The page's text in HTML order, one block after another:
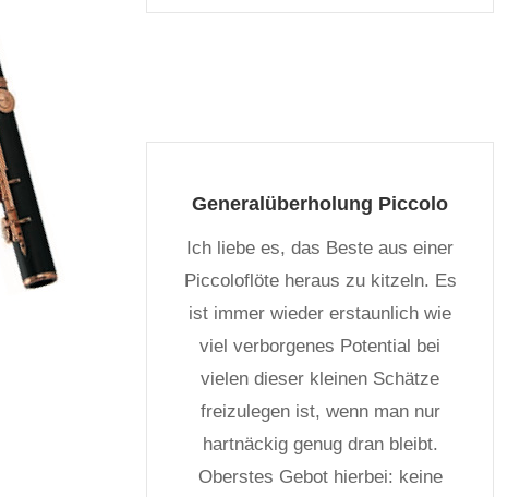
Generalüberholung Piccolo
Ich liebe es, das Beste aus einer
Piccoloflöte heraus zu kitzeln. Es
ist immer wieder erstaunlich wie
viel verborgenes Potential bei
vielen dieser kleinen Schätze
freizulegen ist, wenn man nur
hartnäckig genug dran bleibt.
Oberstes Gebot hierbei: keine